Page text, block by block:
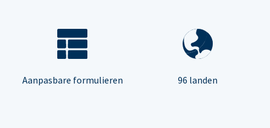
Aanpasbare formulieren 96 landen